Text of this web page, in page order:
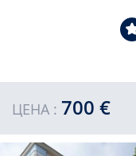
ЦЕНА : 700 €